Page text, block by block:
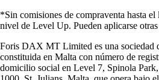
*Sin comisiones de compraventa hasta
nivel de Level Up. Pueden aplicarse
Foris DAX MT Limited es una sociedad
constituida en Malta con número de
domicilio social en Level 7, Spinola